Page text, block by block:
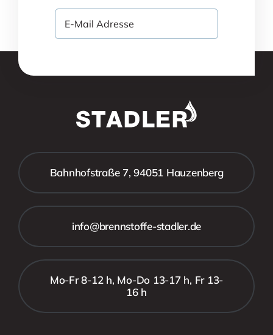
Bahnhofstraße 7, 94051 Hauzenberg
info@brennstoffe-stadler.de
Mo-Fr 8-12 h, Mo-Do 13-17 h, Fr 13-
16 h